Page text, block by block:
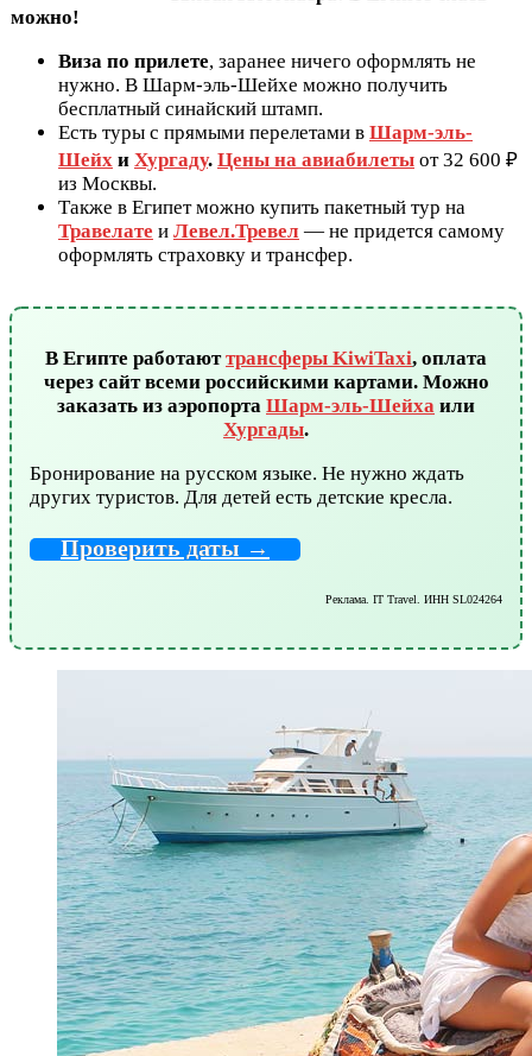
можно!
Виза по прилете, заранее ничего оформлять не
нужно. В Шарм-эль-Шейхе можно получить
бесплатный синайский штамп.
Есть туры с прямыми перелетами в Шарм-эль-
Шейх и Хургаду. Цены на авиабилеты от 32 600 ₽
из Москвы.
Также в Египет можно купить пакетный тур на
Травелате и Левел.Тревел — не придется самому
оформлять страховку и трансфер.
В Египте работаюттрансферы KiwiTaxi, оплата
через сайт всеми российскими картами. Можно
заказать из аэропорта Шарм-эль-Шейха или
Хургады.
Бронирование на русском языке. Не нужно ждать
других туристов. Для детей есть детские кресла.
Проверить даты →
Реклама. IT Travel. ИНН SL024264